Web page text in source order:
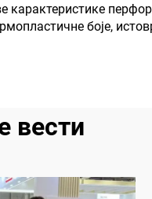
боје,
вести